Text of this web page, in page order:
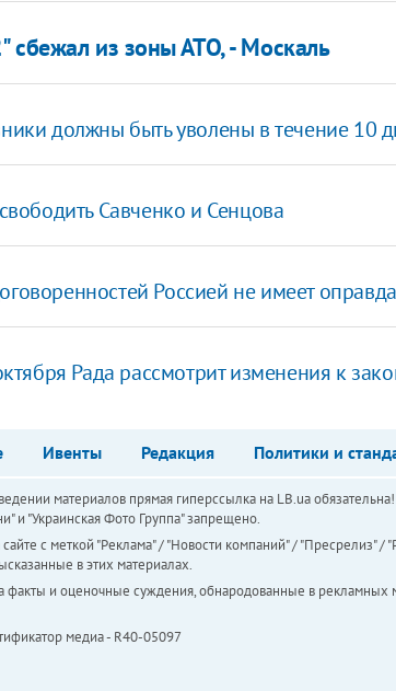
из зоны АТО, - Москаль
должны быть уволены в течение 10
Савченко и Сенцова
Россией не имеет
Рада рассмотрит изменения к
Ивенты Редакция Политики и
материалов прямая гиперссылка на LB.ua
и "Украинская Фото Группа" запрещено.
с меткой "Реклама" / "Новости компаний" / "Пресрелиз" /
в этих материалах.
факты и оценочные суждения, обнародованные в рекламных
медиа - R40-05097